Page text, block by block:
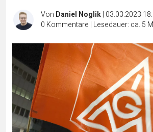
Von Daniel Noglik| 03.03.2023
0 Kommentare | Lesedauer: ca. 5